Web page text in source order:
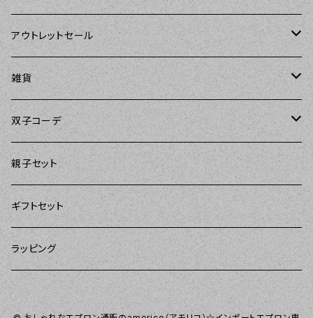
The Sunday Girl（ザサンデーガール）
Carolyn's Kitchen（キャロリンズキッチン）
Sugar baby aprons（シュガーベイビー）
DII（ディーアイアイ）
MOZI（モジ）
amorico（アモリコ）
I love Aprons（アラブエプロンズ）
Sierra Rose（シエラローズ）
amorico（アモリコ）
Sierra Rose（シエラローズ）
The Sunday Girl（ザサンデーガール）
ASD Living（エーエスディーリビング）
Kitsch'n Glam（キッチングラム）
DII（ディーアイアイ）
アウトレットセール
エプロン
Kitsch'n Glam（キッチングラム）
Sierra Rose（シエラローズ）
DII（ディーアイアイ）
amorico（アモリコ）
Sugar baby aprons（シュガーベイビー）
雑貨
amorico（アモリコ）
雑貨
amorico（アモリコ）
The Sunday Girl（ザサンデーガール）
DII（ディーアイアイ）
Kitsch'n Glam（キッチングラム）
双子コーデ
The Sunday Girl（サンデーガール）
親子セット
ギフトセット
ラッピング